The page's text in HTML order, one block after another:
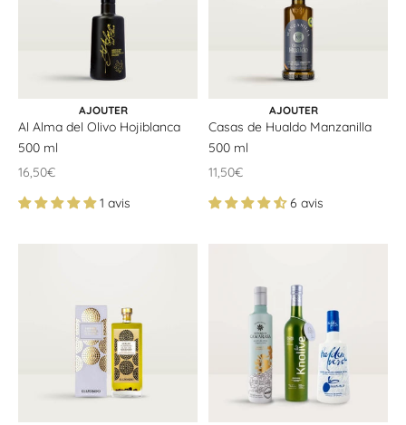
CHOISIR LES OPTIONS
AJOUTER
Al Alma del Olivo Hojiblanca
500 ml
Offrir un prix
16,50€
1 avis
AJOUTER AU PANIER
AJOUTER
Casas de Hualdo Manzanilla
500 ml
Offrir un prix
11,50€
6 avis